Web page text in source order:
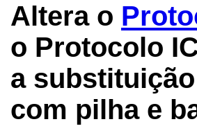
Altera o
o Protocolo
a
com pilha e